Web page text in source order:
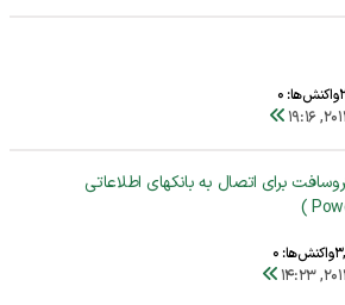
واکنش‌ها: 0
برای اتصال به بانکهای اطلاعاتی
واکنش‌ها: 0